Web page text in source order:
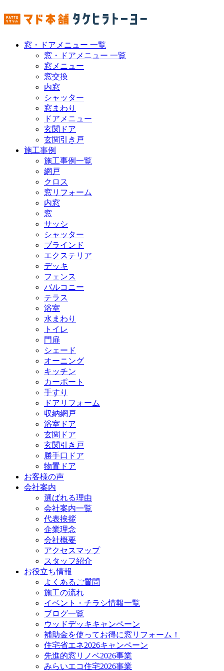
窓・ドアメニュー 一覧
窓・ドアメニュー 一覧
窓メニュー
窓交換
内窓
シャッター
窓まわり
ドアメニュー
玄関ドア
玄関引き戸
施工事例
施工事例一覧
網戸
クロス
窓リフォーム
内窓
窓
サッシ
シャッター
ブラインド
エクステリア
デッキ
フェンス
バルコニー
テラス
浴室
水まわり
トイレ
門扉
シェード
オーニング
キッチン
カーポート
手すり
ドアリフォーム
収納網戸
浴室ドア
玄関ドア
玄関引き戸
勝手口ドア
物置ドア
お客様の声
会社案内
選ばれる理由
会社案内一覧
代表挨拶
企業理念
会社概要
アクセスマップ
スタッフ紹介
お役立ち情報
よくあるご質問
施工の流れ
イベント・チラシ情報一覧
ブログ一覧
ウッドデッキキャンペーン
補助金を使ってお得に窓リフォーム！
住宅省エネ2026キャンペーン
先進的窓リノベ2026事業
みらいエコ住宅2026事業